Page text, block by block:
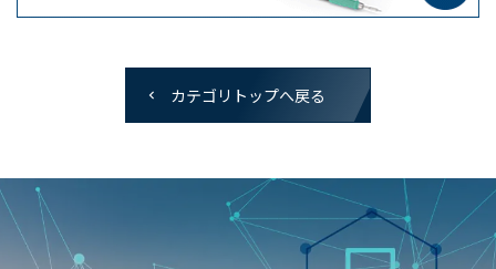
カテゴリトップへ戻る